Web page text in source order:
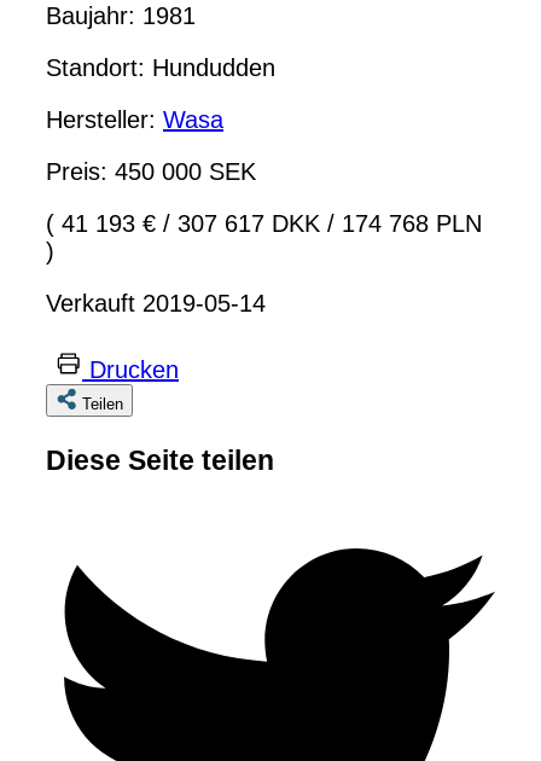
Baujahr: 1981
Standort: Hundudden
Hersteller: Wasa
Preis: 450 000 SEK
( 41 193 € / 307 617 DKK / 174 768 PLN
)
Verkauft 2019-05-14
Drucken
Teilen
Diese Seite teilen